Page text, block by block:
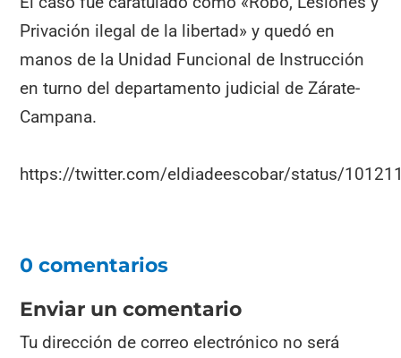
Privación ilegal de la libertad» y quedó en
manos de la Unidad Funcional de Instrucción
en turno del departamento judicial de Zárate-
Campana.
https://twitter.com/eldiadeescobar/status/
0 comentarios
Enviar un comentario
Tu dirección de correo electrónico no será